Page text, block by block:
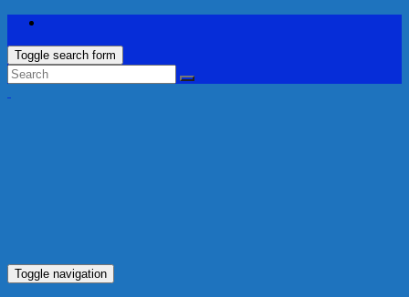
Toggle search form
Toggle navigation